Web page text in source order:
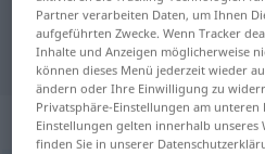
"Stuhl"
„Stuhl“:
Partner verarbeiten Daten, um Ihnen
aufgeführten Zwecke. Wenn Tracker
Inhalte und Anzeigen möglicherweise
können dieses Menü jederzeit wieder
ändern oder Ihre Einwilligung zu
Privatsphäre-Einstellungen am unteren
Einstellungen gelten innerhalb
finden Sie in unserer